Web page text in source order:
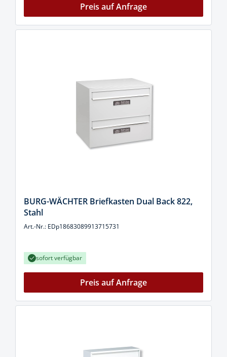
Preis auf Anfrage
BURG-WÄCHTER Briefkasten Dual Back 822,
Stahl
Art.-Nr.: EDp18683089913715731
sofort verfügbar
Preis auf Anfrage